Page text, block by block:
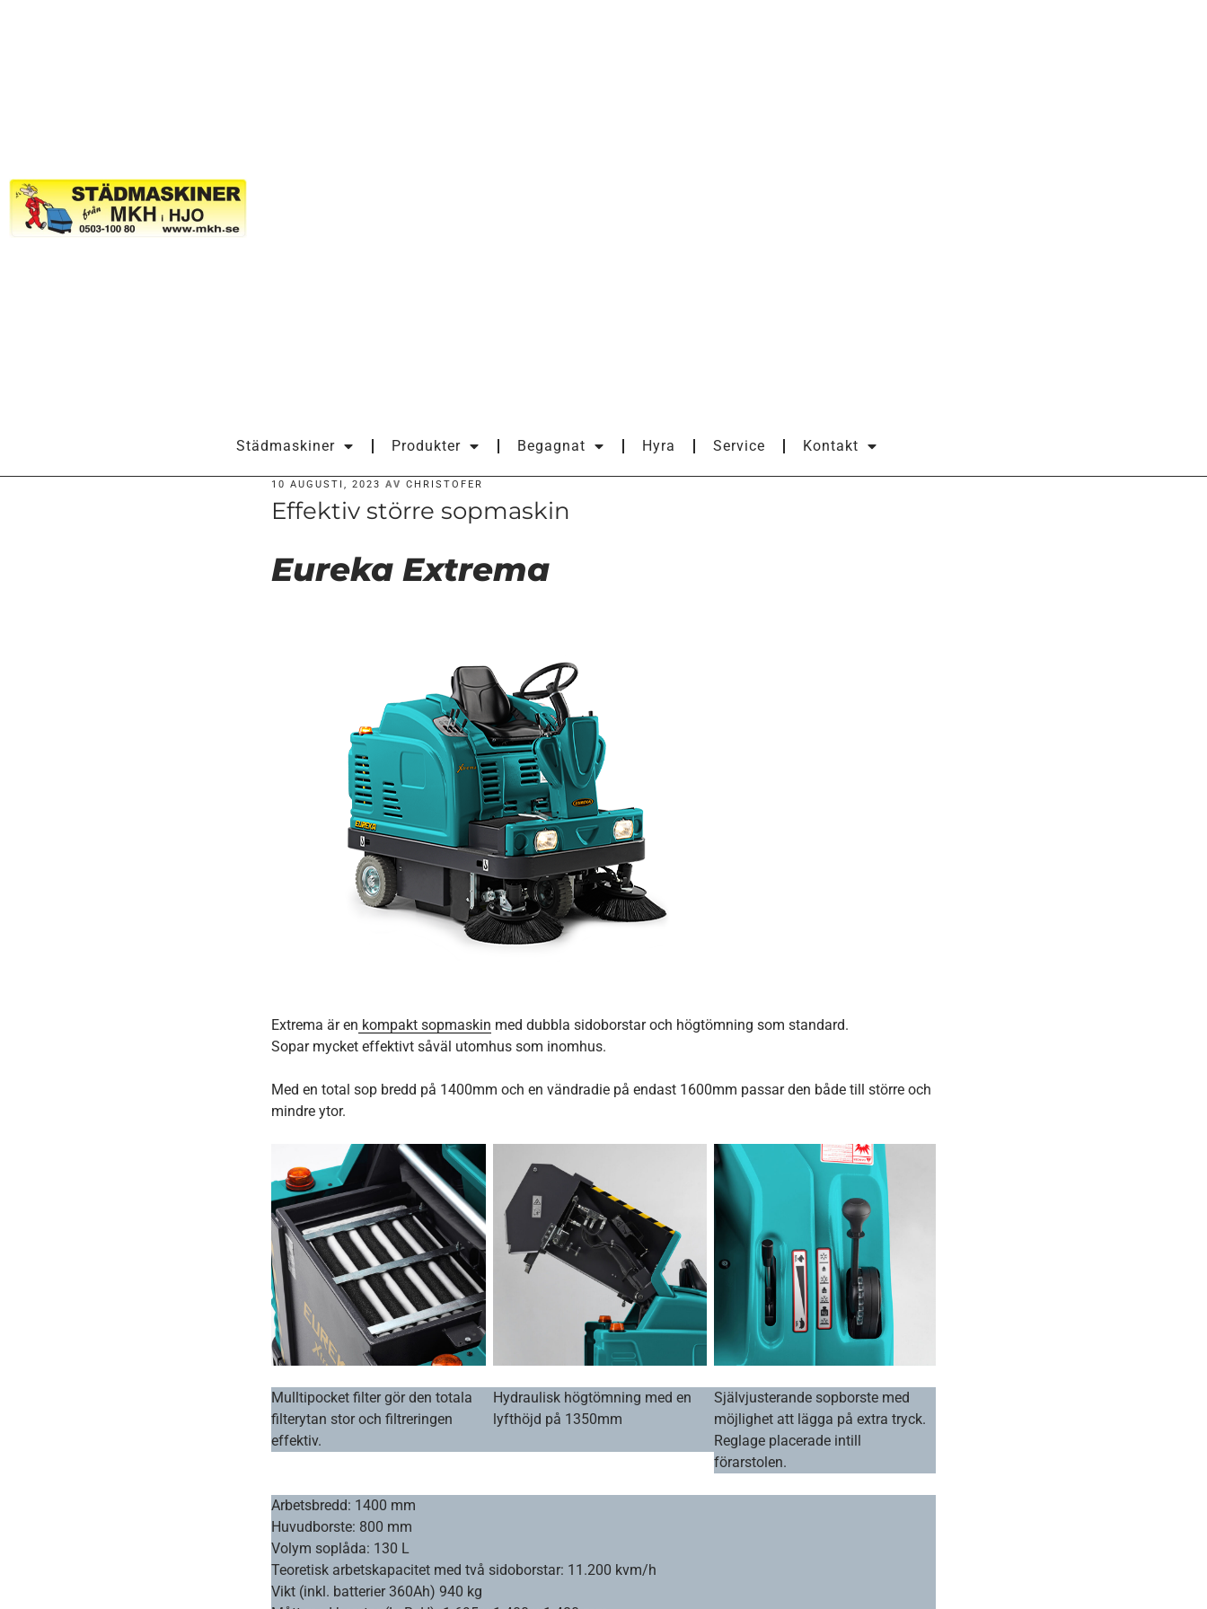
Städmaskiner Produkter Begagnat Hyra Service Kontakt
10 AUGUSTI, 2023 AV CHRISTOFER
Effektiv större sopmaskin
Eureka Extrema
Extrema är en kompakt sopmaskin med dubbla sidoborstar och högtömning som standard.
Sopar mycket effektivt såväl utomhus som inomhus.
Med en total sop bredd på 1400mm och en vändradie på endast 1600mm passar den både till större och
mindre ytor.
Mulltipocket filter gör den totala
filterytan stor och filtreringen
effektiv.
Hydraulisk högtömning med en
lyfthöjd på 1350mm
Självjusterande sopborste med
möjlighet att lägga på extra tryck.
Reglage placerade intill
förarstolen.
Arbetsbredd: 1400 mm
Huvudborste: 800 mm
Volym soplåda: 130 L
Teoretisk arbetskapacitet med två sidoborstar: 11.200 kvm/h
Vikt (inkl. batterier 360Ah) 940 kg